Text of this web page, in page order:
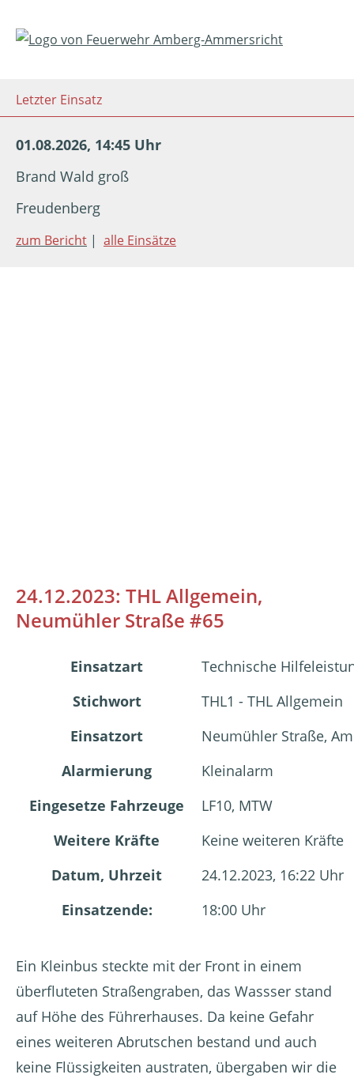
Letzter Einsatz
01.08.2026, 14:45 Uhr
Brand Wald groß
Freudenberg
zum Bericht | alle Einsätze
24.12.2023: THL Allgemein,
Neumühler Straße #65
Einsatzart
Technische
Stichwort
THL1 - THL Allgemein
Einsatzort
Neumühler Straße,
Alarmierung
Kleinalarm
Eingesetze Fahrzeuge
LF10, MTW
Weitere Kräfte
Keine weiteren Kräfte
Datum, Uhrzeit
24.12.2023, 16:22 Uhr
Einsatzende:
18:00 Uhr
Ein Kleinbus steckte mit der Front in einem
überfluteten Straßengraben, das Wassser stand
auf Höhe des Führerhauses. Da keine Gefahr
eines weiteren Abrutschen bestand und auch
keine Flüssigkeiten austraten, übergaben wir die